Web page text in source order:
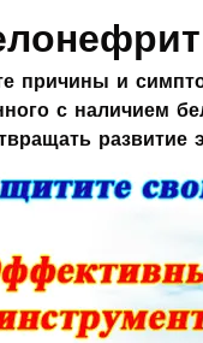
причины и
с наличием
развитие